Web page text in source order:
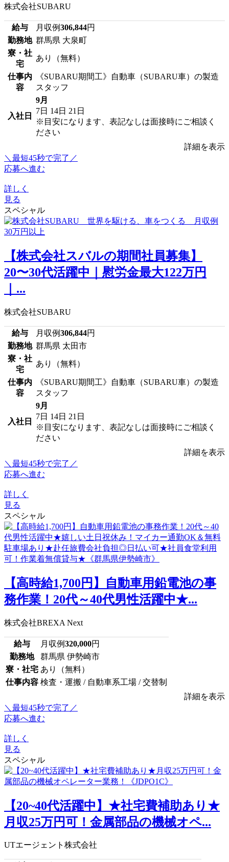
株式会社SUBARU
給与 月収例306,844円
勤務地 群馬県 大泉町
寮・社
宅
あり（無料）
仕事内
容
《SUBARU期間工》自動車（SUBARU車）の製造
スタッフ
入社日
9月
7日 14日 21日
※目安になります、表記なしは面接時にご相談く
ださい
詳細を表示
＼最短45秒で完了／
応募へ進む
詳しく
見る
スペシャル
【株式会社スバルの期間社員募集】
20〜30代活躍中｜慰労金最大122万円
｜...
株式会社SUBARU
給与 月収例306,844円
勤務地 群馬県 太田市
寮・社
宅
あり（無料）
仕事内
容
《SUBARU期間工》自動車（SUBARU車）の製造
スタッフ
入社日
9月
7日 14日 21日
※目安になります、表記なしは面接時にご相談く
ださい
詳細を表示
＼最短45秒で完了／
応募へ進む
詳しく
見る
スペシャル
【高時給1,700円】自動車用鉛電池の事
務作業！20代～40代男性活躍中★...
株式会社BREXA Next
給与 月収例320,000円
勤務地
群馬県 伊勢崎市
寮・社宅 あり（無料）
仕事内容 検査・運搬 / 自動車系工場 / 交替制
詳細を表示
＼最短45秒で完了／
応募へ進む
詳しく
見る
スペシャル
【20~40代活躍中】★社宅費補助あり★
月収25万円可！金属部品の機械オペ...
UTエージェント株式会社